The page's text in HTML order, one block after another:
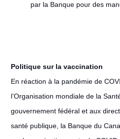
par la Banque pour des
Politique sur la vaccination
En réaction à la pandémie de
l’Organisation mondiale de la
gouvernement fédéral et aux
santé publique, la Banque du